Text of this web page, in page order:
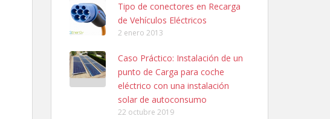
Tipo de conectores en Recarga
de Vehículos Eléctricos
2 enero 2013
Caso Práctico: Instalación de un
punto de Carga para coche
eléctrico con una instalación
solar de autoconsumo
22 octubre 2019